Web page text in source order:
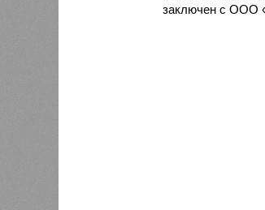
заключен с ООО